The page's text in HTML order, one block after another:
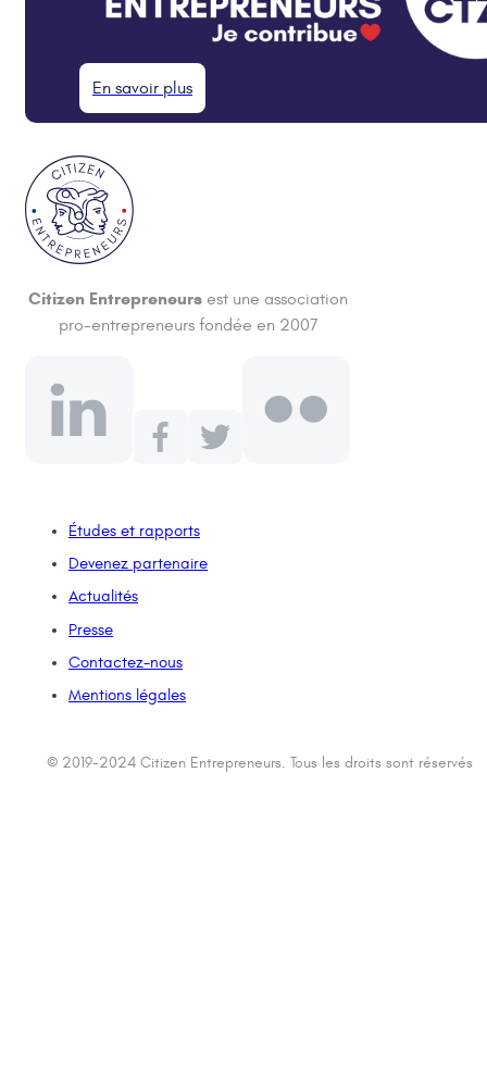
En savoir plus
Citizen Entrepreneurs est une association
pro-entrepreneurs fondée en 2007
Études et rapports
Devenez partenaire
Actualités
Presse
Contactez-nous
Mentions légales
© 2019-2024 Citizen Entrepreneurs. Tous les droits sont réservés